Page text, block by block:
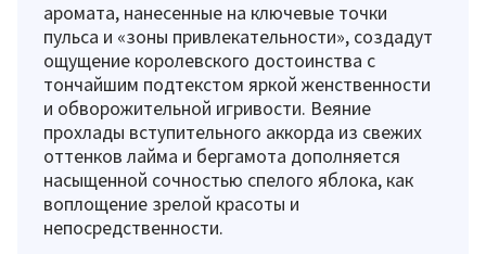
аромата, нанесенные на ключевые точки
пульса и «зоны привлекательности», создадут
ощущение королевского достоинства с
тончайшим подтекстом яркой женственности
и обворожительной игривости. Веяние
прохлады вступительного аккорда из свежих
оттенков лайма и бергамота дополняется
насыщенной сочностью спелого яблока, как
воплощение зрелой красоты и
непосредственности.